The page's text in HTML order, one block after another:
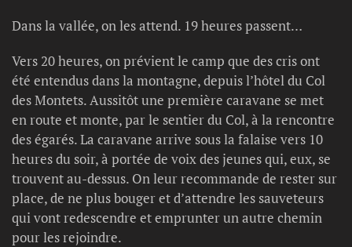
Dans la vallée, on les attend. 19 heures passent…
Vers 20 heures, on prévient le camp que des cris ont
été entendus dans la montagne, depuis l’hôtel du Col
des Montets. Aussitôt une première caravane se met
en route et monte, par le sentier du Col, à la rencontre
des égarés. La caravane arrive sous la falaise vers 10
heures du soir, à portée de voix des jeunes qui, eux, se
trouvent au-dessus. On leur recommande de rester sur
place, de ne plus bouger et d’attendre les sauveteurs
qui vont redescendre et emprunter un autre chemin
pour les rejoindre.